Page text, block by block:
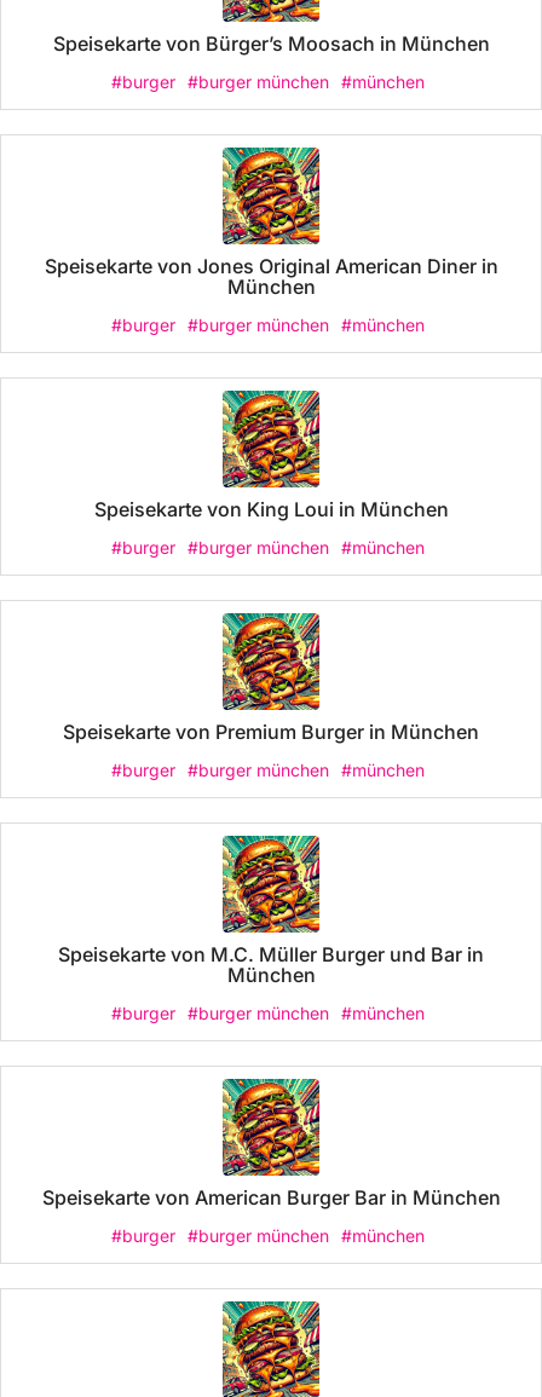
Speisekarte von Bürger’s Moosach in München
#burger #burger münchen #münchen
Speisekarte von Jones Original American Diner in
München
#burger #burger münchen #münchen
Speisekarte von King Loui in München
#burger #burger münchen #münchen
Speisekarte von Premium Burger in München
#burger #burger münchen #münchen
Speisekarte von M.C. Müller Burger und Bar in
München
#burger #burger münchen #münchen
Speisekarte von American Burger Bar in München
#burger #burger münchen #münchen